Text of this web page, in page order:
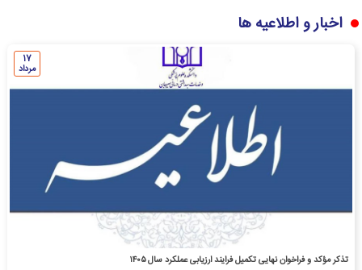
اخبار و اطلاعیه ها
تذکر مؤکد و فراخوان نهایی تکمیل فرایند ارزیابی عملکرد سال ۱۴۰۵
17
مرداد